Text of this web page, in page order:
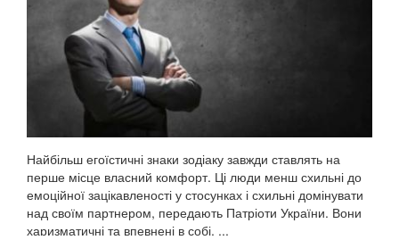
Найбільш егоїстичні знаки зодіаку завжди ставлять на
перше місце власний комфорт. Ці люди менш схильні до
емоційної зацікавленості у стосунках і схильні домінувати
над своїм партнером, передають Патріоти України. Вони
харизматичні та впевнені в собі, ...